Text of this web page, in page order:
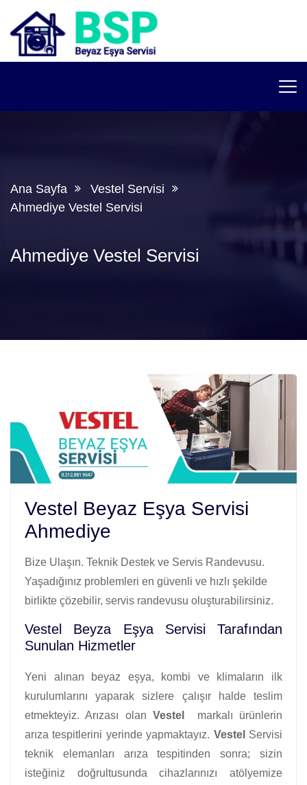
Ana Sayfa
Vestel Servisi
Ahmediye Vestel Servisi
Ahmediye Vestel Servisi
Vestel Beyaz Eşya Servisi
Ahmediye
Bize Ulaşın. Teknik Destek ve Servis Randevusu.
Yaşadığınız problemleri en güvenli ve hızlı şekilde
birlikte çözebilir, servis randevusu oluşturabilirsiniz.
Vestel Beyza Eşya Servisi Tarafından
Sunulan Hizmetler
Yeni alınan beyaz eşya, kombi ve klimaların ilk
kurulumlarını yaparak sizlere çalışır halde teslim
etmekteyiz. Arızası olan Vestel
markalı ürünlerin
arıza tespitlerini yerinde yapmaktayız. Vestel Servisi
teknik elemanları arıza tespitinden sonra; sizin
isteğiniz doğrultusunda cihazlarınızı atölyemize